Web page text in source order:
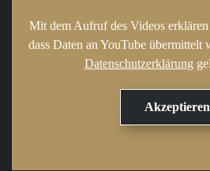
Mit dem Aufruf des Videos erklären
dass Daten an YouTube übermittelt
Datenschutzerklärung